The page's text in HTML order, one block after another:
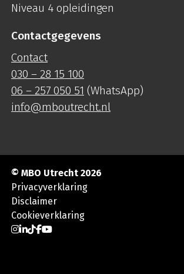
Niveau 4 opleidingen
Contactgegevens
Contact
030 – 28 15 100
06 – 257 050 51 (WhatsApp)
info@mboutrecht.nl
© MBO Utrecht 2026
Privacyverklaring
Disclaimer
Cookieverklaring
Ga naar Instagram
Ga naar LinkedIn
Ga naar TikTok
Ga naar Facebook
Ga naar YouTube